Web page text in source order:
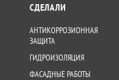
СДЕЛАЛИ
АНТИКОРРОЗИОННАЯ
ЗАЩИТА
ГИДРОИЗОЛЯЦИЯ
ФАСАДНЫЕ РАБОТЫ